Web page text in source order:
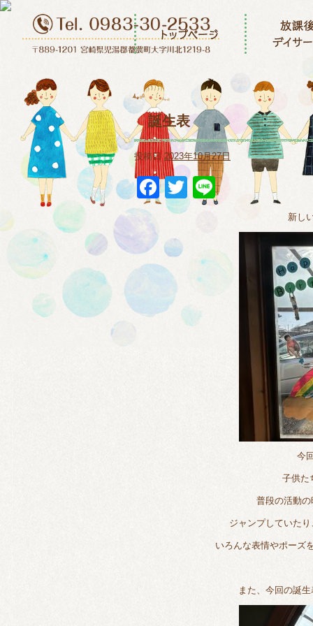
誕生表
投稿日 2023年10月27日
Facebook
Twitter
Line
新し
今
子供た
普段の活動
ジャンプしていた
いろんな表情やポーズ
また、今回の誕